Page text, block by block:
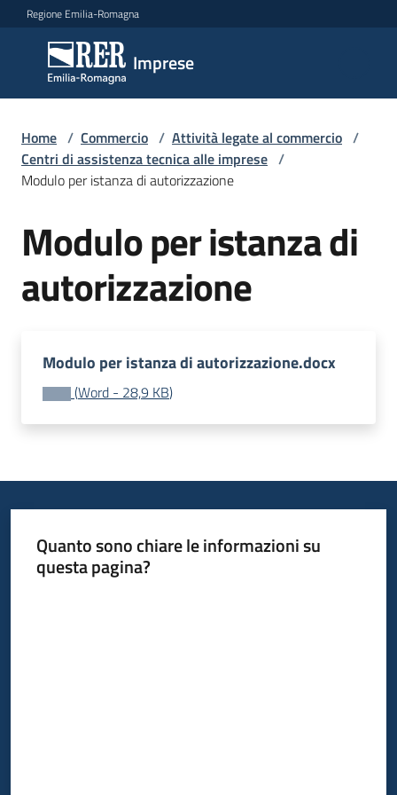
Vai al contenuto
Vai alla navigazione
Vai al footer
Regione Emilia-Romagna
Imprese
Imprese
Argomenti
Servizi
Bandi
Progetti
Home / Commercio / Attività legate al commercio /
Centri di assistenza tecnica alle imprese /
Modulo per istanza di autorizzazione
Modulo per istanza di
autorizzazione
Modulo per istanza di autorizzazione.docx
(Word - 28,9 KB)
Quanto sono chiare le informazioni su
questa pagina?